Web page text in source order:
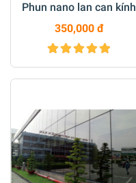
Phun nano lan can kính
350,000 đ